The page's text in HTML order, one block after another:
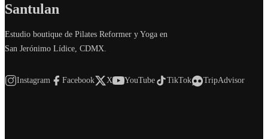
Santulan
Estudio boutique de Pilates Reformer y Yoga en
San Jerónimo Lídice, CDMX.
Instagram Facebook X YouTube TikTok TripAdvisor